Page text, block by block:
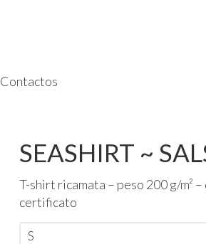
Contactos
SEASHIRT ~
T-shirt ricamata – peso 200 g/m²
certificato
S